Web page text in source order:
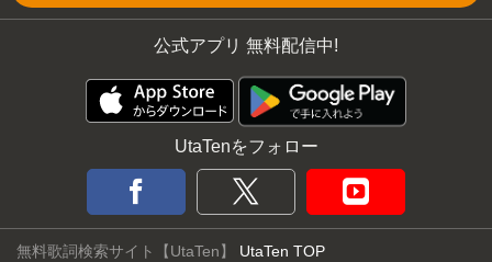
公式アプリ 無料配信中!
UtaTenをフォロー
無料歌詞検索サイト【UtaTen】 UtaTen TOP